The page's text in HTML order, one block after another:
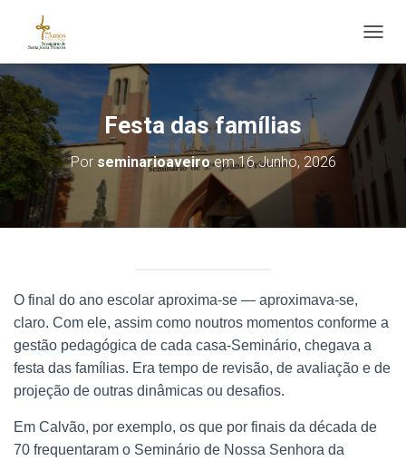
Festa das famílias
Por seminarioaveiroem16 Junho, 2026
O final do ano escolar aproxima-se — aproximava-se,
claro. Com ele, assim como noutros momentos conforme a
gestão pedagógica de cada casa-Seminário, chegava a
festa das famílias. Era tempo de revisão, de avaliação e de
projeção de outras dinâmicas ou desafios.
Em Calvão, por exemplo, os que por finais da década de
70 frequentaram o Seminário de Nossa Senhora da